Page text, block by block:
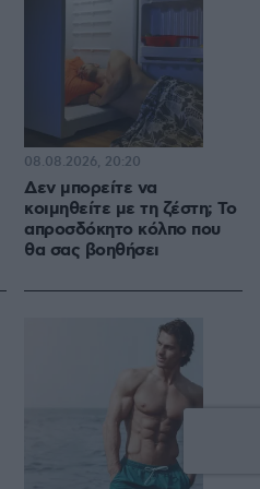
Δεν μπορείτε να
κοιμηθείτε με τη ζέστη; Το
απροσδόκητο κόλπο που
θα σας βοηθήσει
08.08.2026, 20:20